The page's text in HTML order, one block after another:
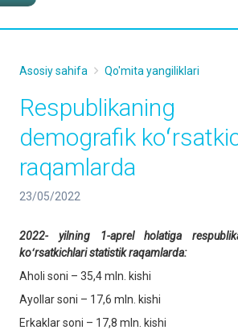
Asosiy sahifa Qo'mita yangiliklari
Respublikaning
demografik
raqamlarda
23/05/2022
2022- yilning 1-aprel holatiga
koʻrsatkichlari statistik raqamlarda:
Aholi soni – 35,4 mln. kishi
Ayollar soni – 17,6 mln. kishi
Erkaklar soni – 17,8 mln. kishi